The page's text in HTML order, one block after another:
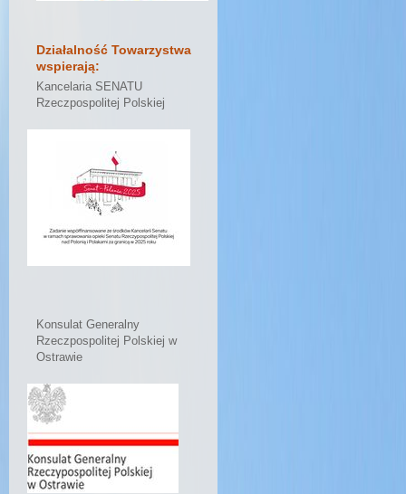
Działalność Towarzystwa
wspierają:
Kancelaria SENATU
Rzeczpospolitej Polskiej
Konsulat Generalny
Rzeczpospolitej Polskiej w
Ostrawie